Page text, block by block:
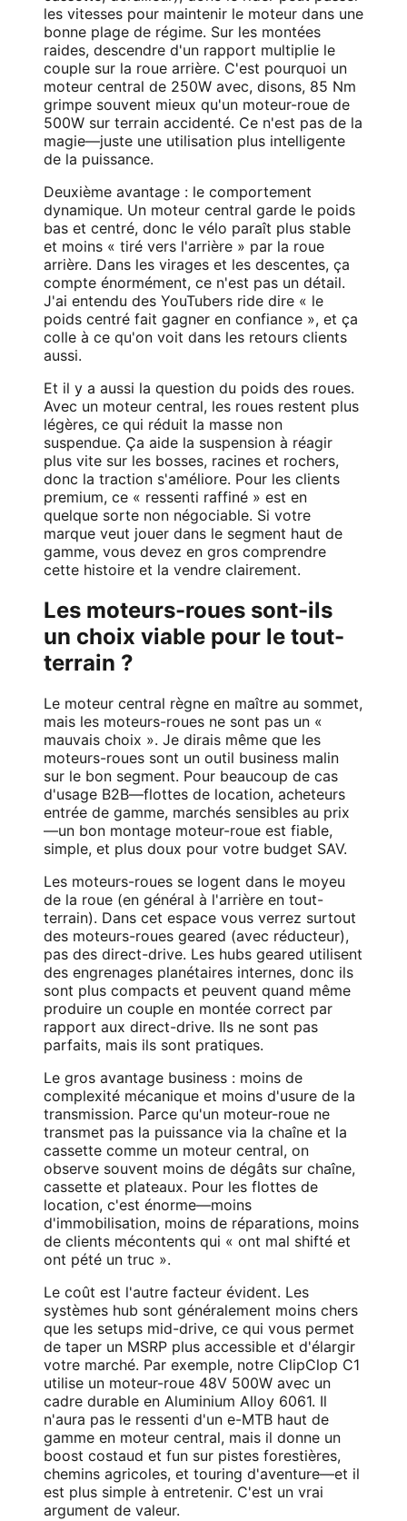
les vitesses pour maintenir le moteur dans une
bonne plage de régime. Sur les montées
raides, descendre d'un rapport multiplie le
couple sur la roue arrière. C'est pourquoi un
moteur central de 250W avec, disons, 85 Nm
grimpe souvent mieux qu'un moteur-roue de
500W sur terrain accidenté. Ce n'est pas de la
magie—juste une utilisation plus intelligente
de la puissance.
Deuxième avantage : le comportement
dynamique. Un moteur central garde le poids
bas et centré, donc le vélo paraît plus stable
et moins « tiré vers l'arrière » par la roue
arrière. Dans les virages et les descentes, ça
compte énormément, ce n'est pas un détail.
J'ai entendu des YouTubers ride dire « le
poids centré fait gagner en confiance », et ça
colle à ce qu'on voit dans les retours clients
aussi.
Et il y a aussi la question du poids des roues.
Avec un moteur central, les roues restent plus
légères, ce qui réduit la masse non
suspendue. Ça aide la suspension à réagir
plus vite sur les bosses, racines et rochers,
donc la traction s'améliore. Pour les clients
premium, ce « ressenti raffiné » est en
quelque sorte non négociable. Si votre
marque veut jouer dans le segment haut de
gamme, vous devez en gros comprendre
cette histoire et la vendre clairement.
Les moteurs-roues sont-ils
un choix viable pour le tout-
terrain ?
Le moteur central règne en maître au sommet,
mais les moteurs-roues ne sont pas un «
mauvais choix ». Je dirais même que les
moteurs-roues sont un outil business malin
sur le bon segment. Pour beaucoup de cas
d'usage B2B—flottes de location, acheteurs
entrée de gamme, marchés sensibles au prix
—un bon montage moteur-roue est fiable,
simple, et plus doux pour votre budget SAV.
Les moteurs-roues se logent dans le moyeu
de la roue (en général à l'arrière en tout-
terrain). Dans cet espace vous verrez surtout
des moteurs-roues geared (avec réducteur),
pas des direct-drive. Les hubs geared utilisent
des engrenages planétaires internes, donc ils
sont plus compacts et peuvent quand même
produire un couple en montée correct par
rapport aux direct-drive. Ils ne sont pas
parfaits, mais ils sont pratiques.
Le gros avantage business : moins de
complexité mécanique et moins d'usure de la
transmission. Parce qu'un moteur-roue ne
transmet pas la puissance via la chaîne et la
cassette comme un moteur central, on
observe souvent moins de dégâts sur chaîne,
cassette et plateaux. Pour les flottes de
location, c'est énorme—moins
d'immobilisation, moins de réparations, moins
de clients mécontents qui « ont mal shifté et
ont pété un truc ».
Le coût est l'autre facteur évident. Les
systèmes hub sont généralement moins chers
que les setups mid-drive, ce qui vous permet
de taper un MSRP plus accessible et d'élargir
votre marché. Par exemple, notre ClipClop C1
utilise un moteur-roue 48V 500W avec un
cadre durable en Aluminium Alloy 6061. Il
n'aura pas le ressenti d'un e-MTB haut de
gamme en moteur central, mais il donne un
boost costaud et fun sur pistes forestières,
chemins agricoles, et touring d'aventure—et il
est plus simple à entretenir. C'est un vrai
argument de valeur.